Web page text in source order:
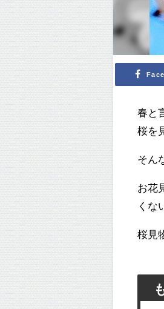
春と
桜を
そん
お花
くな
桜見